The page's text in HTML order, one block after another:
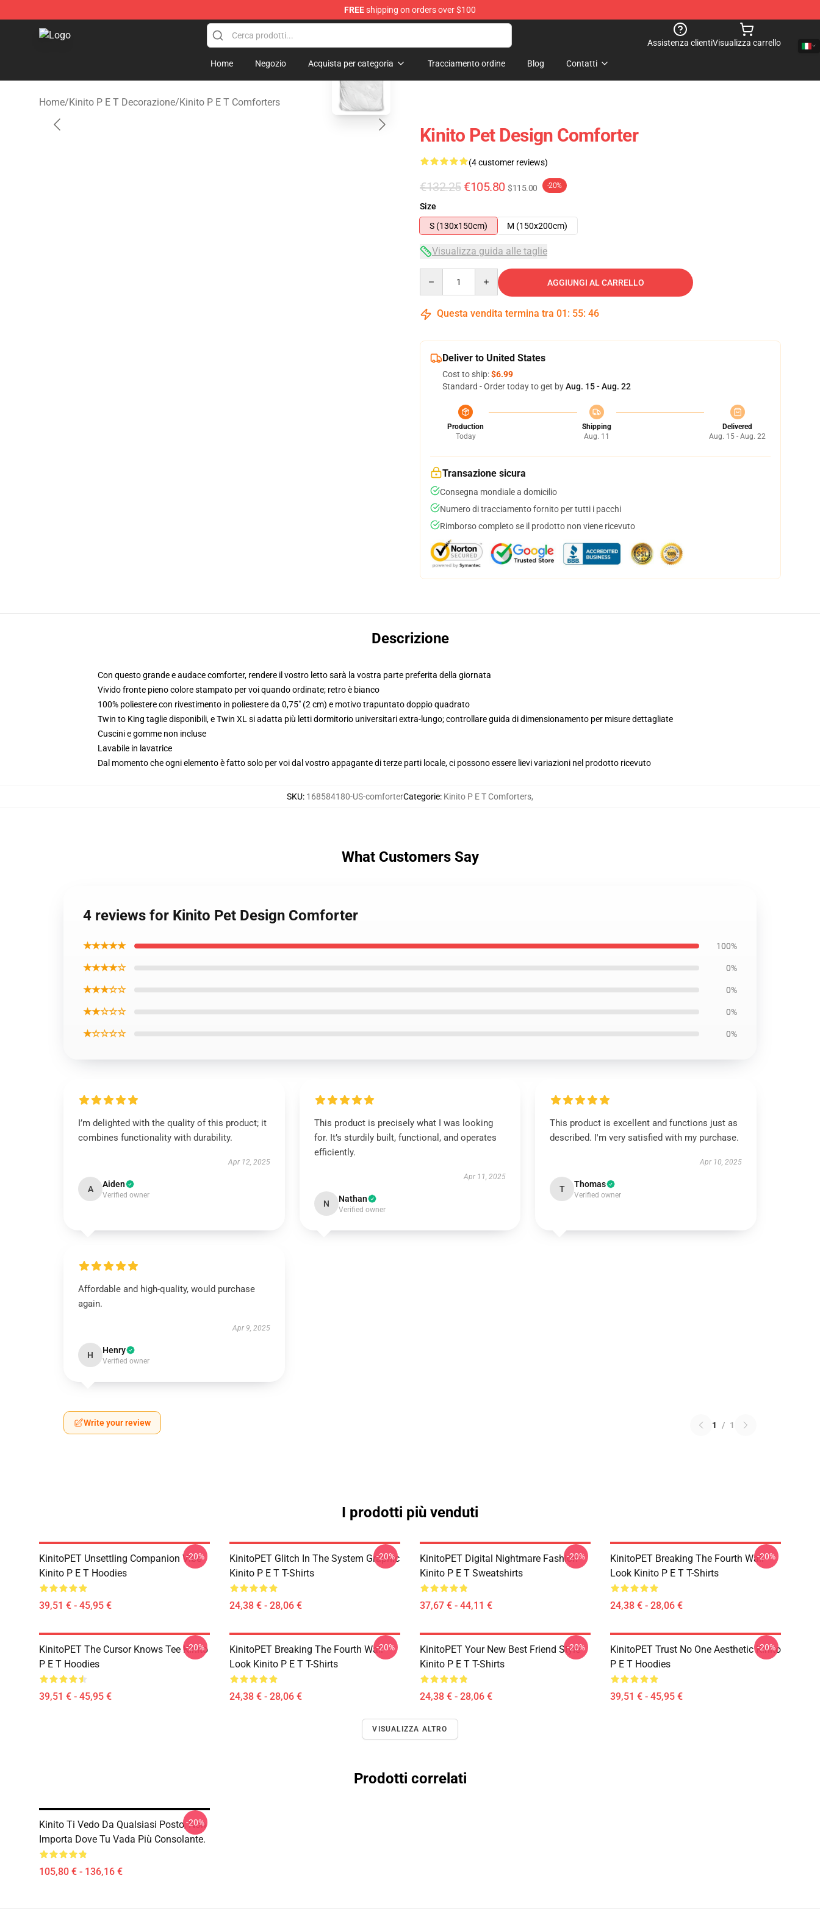
FREEshipping on orders over $100
Kinito P E T Shop - Official Kinito P E T Merchandise Store
Assistenza clientiVisualizza carrello
Home Negozio Acquista per categoria Tracciamento ordine Blog Contatti
Home/Kinito P E T Decorazione/Kinito P E T Comforters
blank template
Kinito Pet Design Comforter
(4 customer reviews)
€132.25 €105.80 $115.00 -20%
Size
S (130x150cm)
M (150x200cm)
Visualizza guida alle taglie
AGGIUNGI AL CARRELLO
Questa vendita termina tra 01 : 55: 45
Deliver to United States
Cost to ship:$6.99
Standard - Order today to get byAug. 15 - Aug. 22
Production
Today
Shipping
Aug. 11
Delivered
Aug. 15 - Aug. 22
Transazione sicura
Consegna mondiale a domicilio
Numero di tracciamento fornito per tutti i pacchi
Rimborso completo se il prodotto non viene ricevuto
Descrizione
Con questo grande e audace comforter, rendere il vostro letto sarà la vostra parte preferita della giornata
Vivido fronte pieno colore stampato per voi quando ordinate; retro è bianco
100% poliestere con rivestimento in poliestere da 0,75" (2 cm) e motivo trapuntato doppio quadrato
Twin to King taglie disponibili, e Twin XL si adatta più letti dormitorio universitari extra-lungo; controllare guida di dimensionamento per misure dettagliate
Cuscini e gomme non incluse
Lavabile in lavatrice
Dal momento che ogni elemento è fatto solo per voi dal vostro appagante di terze parti locale, ci possono essere lievi variazioni nel prodotto ricevuto
SKU: 168584180-US-comforterCategorie: Kinito P E T Comforters,
What Customers Say
4 reviews for Kinito Pet Design Comforter
★★★★★ 100%
★★★★☆ 0%
★★★☆☆ 0%
★★☆☆☆ 0%
★☆☆☆☆ 0%
I’m delighted with the quality of this product; it
combines functionality with durability.
Apr 12, 2025
A Aiden
Verified owner
This product is precisely what I was looking
for. It’s sturdily built, functional, and operates
efficiently.
Apr 11, 2025
N Nathan
Verified owner
This product is excellent and functions just as
described. I'm very satisfied with my purchase.
Apr 10, 2025
T Thomas
Verified owner
Affordable and high-quality, would purchase
again.
Apr 9, 2025
H Henry
Verified owner
Write your review 1 / 1
I prodotti più venduti
KinitoPET Unsettling Companion Vibe
Kinito P E T Hoodies
39,51 € - 45,95 €
-20%
KinitoPET Glitch In The System Graphic
Kinito P E T T-Shirts
24,38 € - 28,06 €
-20%
KinitoPET Digital Nightmare Fashion
Kinito P E T Sweatshirts
37,67 € - 44,11 €
-20%
KinitoPET Breaking The Fourth Wall
Look Kinito P E T T-Shirts
24,38 € - 28,06 €
-20%
KinitoPET The Cursor Knows Tee Kinito
P E T Hoodies
39,51 € - 45,95 €
-20%
KinitoPET Breaking The Fourth Wall
Look Kinito P E T T-Shirts
24,38 € - 28,06 €
-20%
KinitoPET Your New Best Friend Style
Kinito P E T T-Shirts
24,38 € - 28,06 €
-20%
KinitoPET Trust No One Aesthetic Kinito
P E T Hoodies
39,51 € - 45,95 €
-20%
VISUALIZZA ALTRO
Prodotti correlati
Kinito Ti Vedo Da Qualsiasi Posto, Non
Importa Dove Tu Vada Più Consolante.
105,80 € - 136,16 €
-20%